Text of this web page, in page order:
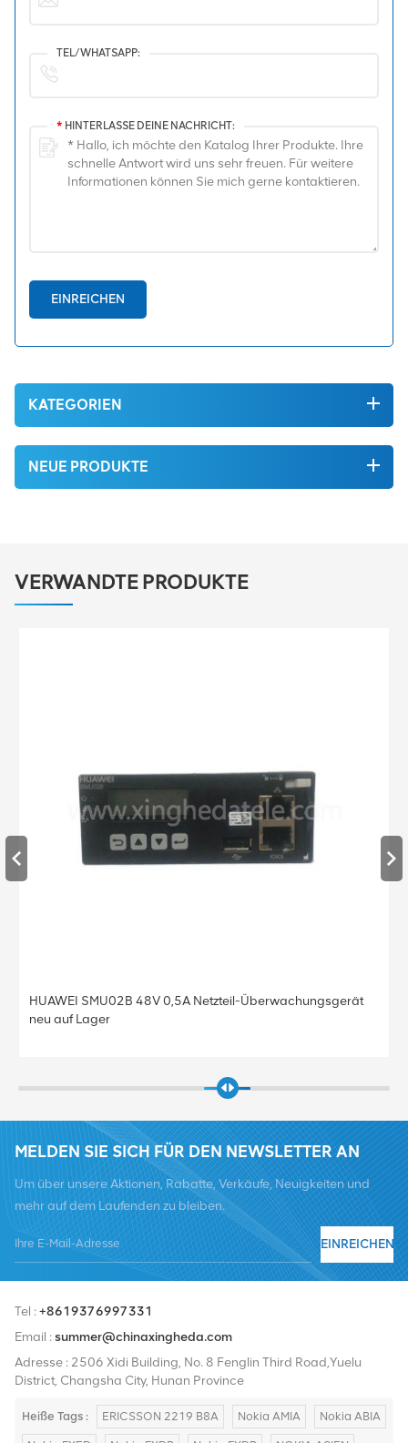
TEL/WHATSAPP:
* HINTERLASSE DEINE NACHRICHT:
EINREICHEN
KATEGORIEN
NEUE PRODUKTE
VERWANDTE PRODUKTE
Leistungsmodul für ESR-48/56FZ DPR48/50-E-DGC
getestet, schneller Versand
MELDEN SIE SICH FÜR DEN NEWSLETTER AN
Um über unsere Aktionen, Rabatte, Verkäufe, Neuigkeiten und
mehr auf dem Laufenden zu bleiben.
EINREICHEN
Tel :+8619376997331
Email :summer@chinaxingheda.com
Adresse : 2506 Xidi Building, No. 8 Fenglin Third Road,Yuelu
District, Changsha City, Hunan Province
Heiße Tags : ERICSSON 2219 B8A Nokia AMIA Nokia ABIA